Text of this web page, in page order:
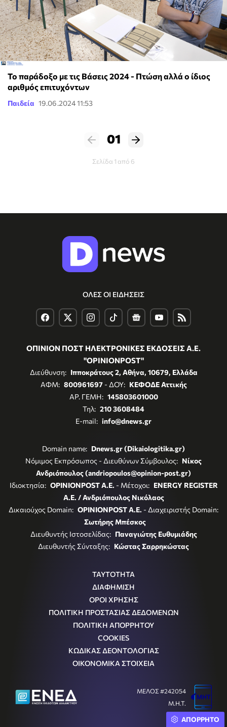
To παράδοξο με τις Βάσεις 2024 - Πτώση αλλά ο ίδιος
αριθμός επιτυχόντων
Παιδεία 19.06.2024 11:53
01
Σελίδα 1 από 6
ΟΛΕΣ ΟΙ ΕΙΔΗΣΕΙΣ
ΟΠΙΝΙΟΝ ΠΟΣΤ ΗΛΕΚΤΡΟΝΙΚΕΣ ΕΚΔΟΣΕΙΣ Α.Ε.
"OPINIONPOST"
Διεύθυνση: Ιπποκράτους 2, Αθήνα, 10679, Ελλάδα
ΑΦΜ: 800961697- ΔΟΥ: ΚΕΦΟΔΕ Αττικής
ΑΡ. ΓΕΜΗ: 145803601000
Τηλ: 210 3608484
E-mail: info@dnews.gr
Domain name: Dnews.gr (Dikaiologitika.gr)
Νόμιμος Εκπρόσωπος - Διευθύνων Σύμβουλος: Νίκος
Ανδριόπουλος (andriopoulos@opinion-post.gr)
Ιδιοκτησία: OPINIONPOST A.E. - Μέτοχοι: ENERGY REGISTER
Α.Ε. / Ανδριόπουλος Νικόλαος
Δικαιούχος Domain: OPINIONPOST A.E. - Διαχειριστής Domain:
Σωτήρης Μπέσκος
Διευθυντής Ιστοσελίδας: Παναγιώτης Ευθυμιάδης
Διευθυντής Σύνταξης: Κώστας Σαρρηκώστας
ΤΑΥΤΟΤΗΤΑ
ΔΙΑΦΗΜΙΣΗ
ΟΡΟΙ ΧΡΗΣΗΣ
ΠΟΛΙΤΙΚΗ ΠΡΟΣΤΑΣΙΑΣ ΔΕΔΟΜΕΝΩΝ
ΠΟΛΙΤΙΚΗ ΑΠΟΡΡΗΤΟΥ
COOKIES
ΚΩΔΙΚΑΣ ΔΕΟΝΤΟΛΟΓΙΑΣ
ΟΙΚΟΝΟΜΙΚΑ ΣΤΟΙΧΕΙΑ
ΜΕΛΟΣ #242054
Μ.Η.Τ.
ΑΠΟΡΡΗΤΟ